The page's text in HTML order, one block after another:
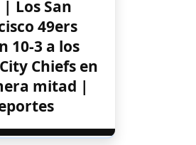
Los San
49ers
10-3 a los
Chiefs en
mitad |